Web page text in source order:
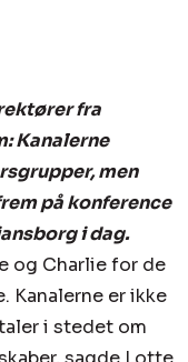
fra
Kanalerne
men
på konference
i dag.
og Charlie for de
Kanalerne er ikke
i stedet om